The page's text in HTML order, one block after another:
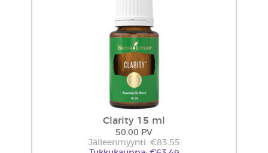
Clarity 15 ml
50.00 PV
Jälleenmyynti: €83.55